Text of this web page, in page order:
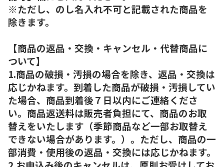
※ただし、のし名入れ不可と記載された商品を
除きます。
【商品の返品・交換・キャンセル・代替商品に
ついて】
1.商品の破損・汚損の場合を除き、返品・交換は
応じかねます。到着した商品が破損・汚損してい
た場合、商品到着後７日以内にご連絡くださ
い。商品返送料は販売者負担にて、商品のお取
替えをいたします（季節商品など一部お取替え
できない場合があります。）。ただし、商品の一
部消費・使用後の返品・交換には応じかねます。